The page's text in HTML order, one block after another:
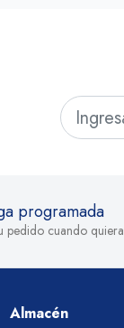
programada
pedido cuando
Almacén